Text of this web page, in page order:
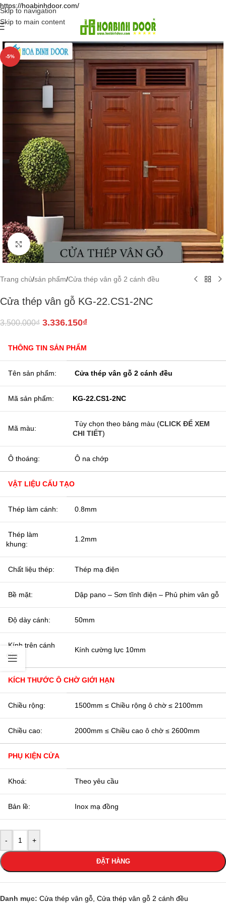
https://hoabinhdoor.com/
Skip to navigation
Skip to main content
-5%
Click to enlarge
Trang chủ/sản phẩm/Cửa thép vân gỗ 2 cánh đều
Cửa thép vân gỗ KG-22.CS1-2NC
3.500.000₫ 3.336.150₫
THÔNG TIN SẢN PHẨM
Tên sản phẩm: Cửa thép vân gỗ 2 cánh đều
Mã sản phẩm: KG-22.CS1-2NC
Mã màu:
Tùy chọn theo bảng màu (CLICK ĐỂ XEM
CHI TIẾT)
Ô thoáng: Ô na chớp
VẬT LIỆU CẤU TẠO
Thép làm cánh: 0.8mm
Thép làm
khung:
1.2mm
Chất liệu thép: Thép mạ điện
Bề mặt: Dập pano – Sơn tĩnh điện – Phủ phim vân gỗ
Độ dày cánh: 50mm
Kính trên cánh
cửa:
Kính cường lực 10mm
KÍCH THƯỚC Ô CHỜ GIỚI HẠN
Chiều rộng: 1500mm ≤ Chiều rộng ô chờ ≤ 2100mm
Chiều cao: 2000mm ≤ Chiều cao ô chờ ≤ 2600mm
PHỤ KIỆN CỬA
Khoá: Theo yêu cầu
Bản lề: Inox mạ đồng
- +
ĐẶT HÀNG
Danh mục: Cửa thép vân gỗ Cửa thép vân gỗ 2 cánh đều